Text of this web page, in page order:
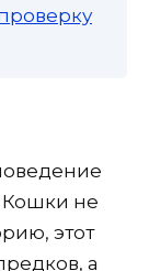
не
этот
а